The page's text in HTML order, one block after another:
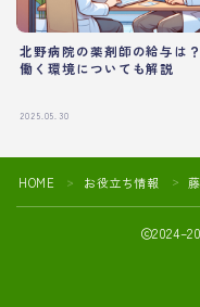
北野病院の薬剤師の給与は
働く環境についても解説
2025.05.30
HOME ＞ お役立ち情報 ＞